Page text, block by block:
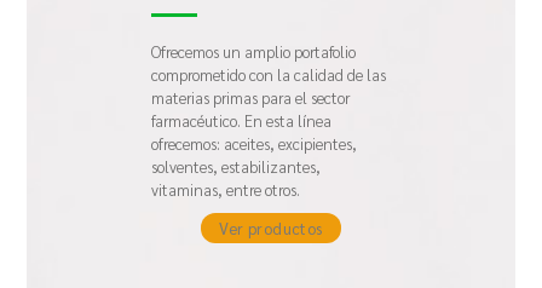
Ofrecemos un amplio portafolio
comprometido con la calidad de las
materias primas para el sector
farmacéutico. En esta línea
ofrecemos: aceites, excipientes,
solventes, estabilizantes,
vitaminas, entre otros.
Ver productos